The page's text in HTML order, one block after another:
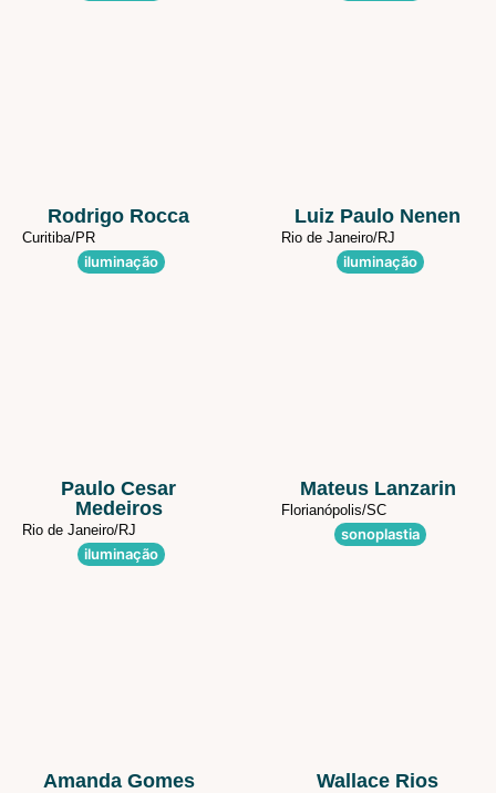
Rodrigo Rocca
Curitiba/PR
iluminação
Luiz Paulo Nenen
Rio de Janeiro/RJ
iluminação
Paulo Cesar
Medeiros
Rio de Janeiro/RJ
iluminação
Mateus Lanzarin
Florianópolis/SC
sonoplastia
Amanda Gomes Wallace Rios